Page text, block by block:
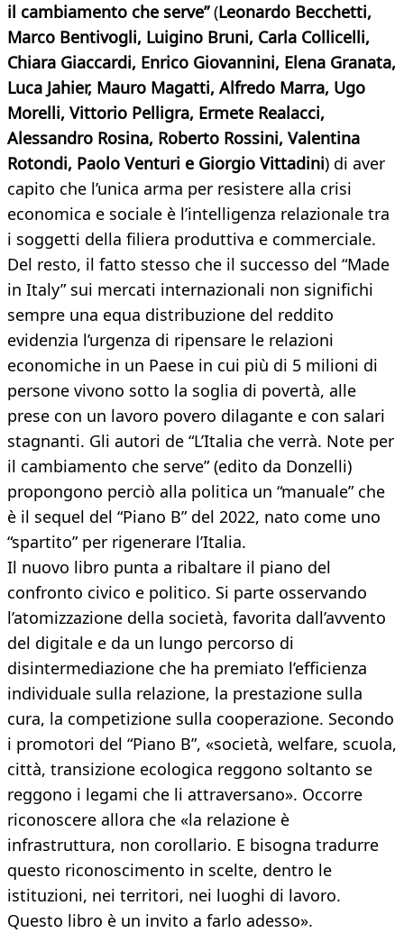
il cambiamento che serve”(Leonardo Becchetti,
Marco Bentivogli, Luigino Bruni, Carla Collicelli,
Chiara Giaccardi, Enrico Giovannini, Elena Granata,
Luca Jahier, Mauro Magatti, Alfredo Marra, Ugo
Morelli, Vittorio Pelligra, Ermete Realacci,
Alessandro Rosina, Roberto Rossini, Valentina
Rotondi, Paolo Venturi e Giorgio Vittadini) di aver
capito che l’unica arma per resistere alla crisi
economica e sociale è l’intelligenza relazionale tra
i soggetti della filiera produttiva e commerciale.
Del resto, il fatto stesso che il successo del “Made
in Italy” sui mercati internazionali non significhi
sempre una equa distribuzione del reddito
evidenzia l’urgenza di ripensare le relazioni
economiche in un Paese in cui più di 5 milioni di
persone vivono sotto la soglia di povertà, alle
prese con un lavoro povero dilagante e con salari
stagnanti. Gli autori de “L’Italia che verrà. Note per
il cambiamento che serve” (edito da Donzelli)
propongono perciò alla politica un “manuale” che
è il sequel del “Piano B” del 2022, nato come uno
“spartito” per rigenerare l’Italia.
Il nuovo libro punta a ribaltare il piano del
confronto civico e politico. Si parte osservando
l’atomizzazione della società, favorita dall’avvento
del digitale e da un lungo percorso di
disintermediazione che ha premiato l’efficienza
individuale sulla relazione, la prestazione sulla
cura, la competizione sulla cooperazione. Secondo
i promotori del “Piano B”, «società, welfare, scuola,
città, transizione ecologica reggono soltanto se
reggono i legami che li attraversano». Occorre
riconoscere allora che «la relazione è
infrastruttura, non corollario. E bisogna tradurre
questo riconoscimento in scelte, dentro le
istituzioni, nei territori, nei luoghi di lavoro.
Questo libro è un invito a farlo adesso».